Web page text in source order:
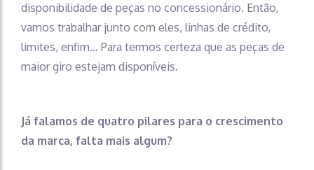
disponibilidade de peças no concessionário. Então,
vamos trabalhar junto com eles, linhas de crédito,
limites, enfim… Para termos certeza que as peças de
maior giro estejam disponíveis.
Já falamos de quatro pilares para o crescimento
da marca, falta mais algum?